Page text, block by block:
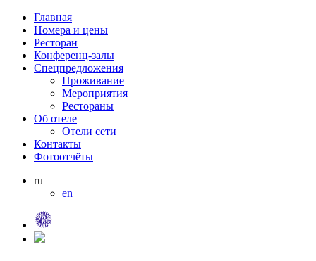
Главная
Номера и цены
Ресторан
Конференц-залы
Спецпредложения
Проживание
Мероприятия
Рестораны
Об отеле
Отели сети
Контакты
Фотоотчёты
ru
en